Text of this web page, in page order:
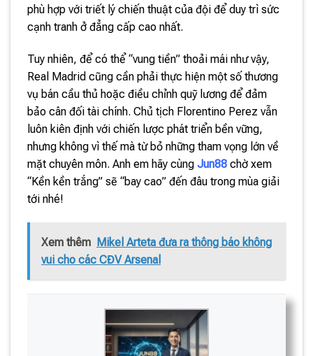
phù hợp với triết lý chiến thuật của đội để duy trì sức
cạnh tranh ở đẳng cấp cao nhất.
Tuy nhiên, để có thể “vung tiền” thoải mái như vậy,
Real Madrid cũng cần phải thực hiện một số thương
vụ bán cầu thủ hoặc điều chỉnh quỹ lương để đảm
bảo cân đối tài chính. Chủ tịch Florentino Perez vẫn
luôn kiên định với chiến lược phát triển bền vững,
nhưng không vì thế mà từ bỏ những tham vọng lớn về
mặt chuyên môn. Anh em hãy cùng Jun88 chờ xem
“Kền kền trắng” sẽ “bay cao” đến đâu trong mùa giải
tới nhé!
Xem thêm Mikel Arteta đưa ra thông báo không
vui cho các CĐV Arsenal